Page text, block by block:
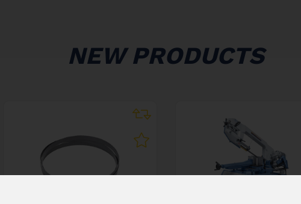
NEW PRODUCTS